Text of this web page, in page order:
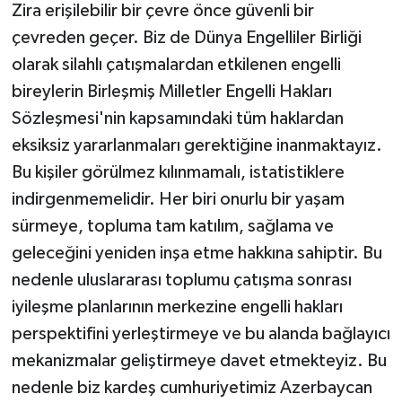
Zira erişilebilir bir çevre önce güvenli bir
çevreden geçer. Biz de Dünya Engelliler Birliği
olarak silahlı çatışmalardan etkilenen engelli
bireylerin Birleşmiş Milletler Engelli Hakları
Sözleşmesi'nin kapsamındaki tüm haklardan
eksiksiz yararlanmaları gerektiğine inanmaktayız.
Bu kişiler görülmez kılınmamalı, istatistiklere
indirgenmemelidir. Her biri onurlu bir yaşam
sürmeye, topluma tam katılım, sağlama ve
geleceğini yeniden inşa etme hakkına sahiptir. Bu
nedenle uluslararası toplumu çatışma sonrası
iyileşme planlarının merkezine engelli hakları
perspektifini yerleştirmeye ve bu alanda bağlayıcı
mekanizmalar geliştirmeye davet etmekteyiz. Bu
nedenle biz kardeş cumhuriyetimiz Azerbaycan